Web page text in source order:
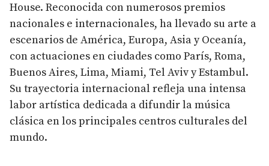
House. Reconocida con numerosos premios
nacionales e internacionales, ha llevado su arte a
escenarios de América, Europa, Asia y Oceanía,
con actuaciones en ciudades como París, Roma,
Buenos Aires, Lima, Miami, Tel Aviv y Estambul.
Su trayectoria internacional refleja una intensa
labor artística dedicada a difundir la música
clásica en los principales centros culturales del
mundo.